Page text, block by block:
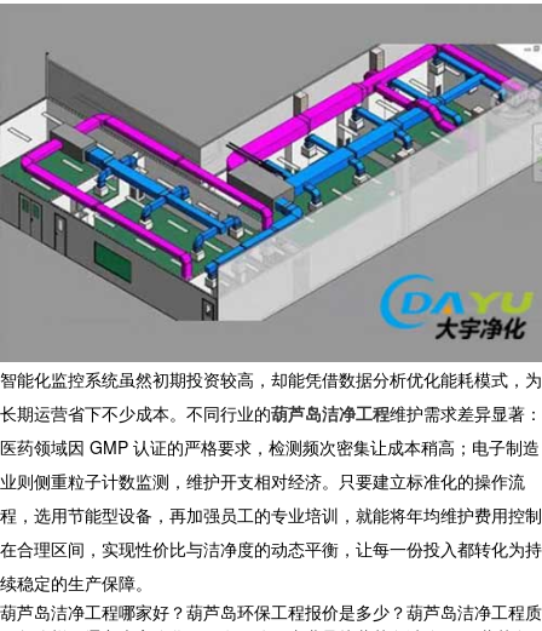
智能化监控系统虽然初期投资较高，却能凭借数据分析优化能耗模式，为
长期运营省下不少成本。不同行业的葫芦岛洁净工程维护需求差异显著：
医药领域因 GMP 认证的严格要求，检测频次密集让成本稍高；电子制造
业则侧重粒子计数监测，维护开支相对经济。只要建立标准化的操作流
程，选用节能型设备，再加强员工的专业培训，就能将年均维护费用控制
在合理区间，实现性价比与洁净度的动态平衡，让每一份投入都转化为持
续稳定的生产保障。
葫芦岛洁净工程哪家好？葫芦岛环保工程报价是多少？葫芦岛洁净工程质